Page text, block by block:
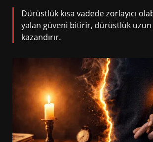
Dürüstlük kısa vadede zorlayıcı
yalan güveni bitirir, dürüstlük uzun
kazandırır.